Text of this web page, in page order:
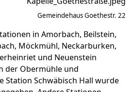
Gemeindehaus Goethestr. 22
in Amorbach, Beilstein,
Möckmühl, Neckarburken,
und Neuenstein
der Obermühle und
Station Schwäbisch Hall wurde